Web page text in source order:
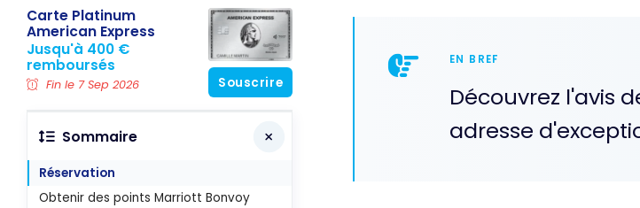
EN BREF
Découvrez l'avis
adresse
Carte Platinum
American Express
Jusqu'à 400 €
remboursés
Fin le 7 Sep 2026 Souscrire
Sommaire
Réservation
Obtenir des points Marriott Bonvoy